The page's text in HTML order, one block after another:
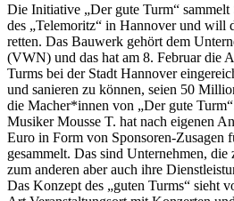
Die Initiative „Der gute Turm“ sammelt
des „Telemoritz“ in Hannover und will
retten. Das Bauwerk gehört dem
(VWN) und das hat am 8. Februar die
Turms bei der Stadt Hannover
und sanieren zu können, seien 50
die Macher*innen von „Der gute
Musiker Mousse T. hat nach eigenen
Euro in Form von Sponsoren-Zusagen
gesammelt. Das sind Unternehmen, die
zum anderen aber auch ihre
Das Konzept des „guten Turms“ sieht